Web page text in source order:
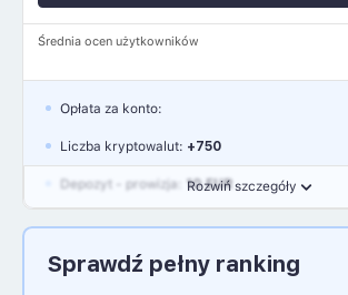
Średnia ocen użytkowników
Rozwiń szczegóły
Opłata za konto:
Liczba kryptowalut: +750
Depozyt - prowizja: 10 EUR
Język polski: NIE
Sprawdź pełny ranking